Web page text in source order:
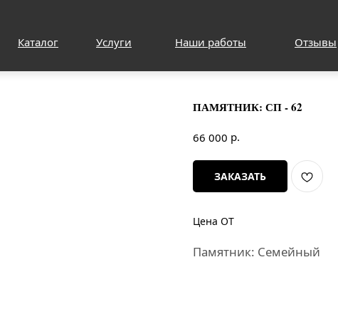
ПАМЯТНИК: СП - 62
66 000 р.
ЗАКАЗАТЬ
Цена ОТ
Памятник: Семейный
Каталог Услуги Наши работы Отзывы